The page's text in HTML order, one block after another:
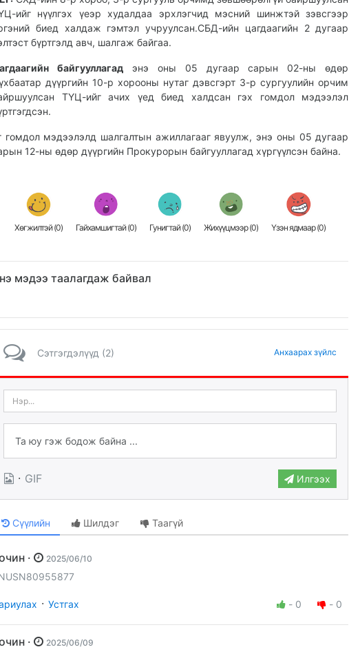
ийг нүүлгэх үеэр худалдаа эрхлэгчид мэсний шинжтэй зэвсгээр
биед халдаж гэмтэл учруулсан.СБД-ийн цагдаагийн 2 дугаар
бүртгэлд авч, шалгаж байгаа.
байгууллагадэнэ оны 05 дугаар сарын 02-ны өдөр
дүүргийн 10-р хорооны нутаг дэвсгэрт 3-р сургуулийн орчим
ТҮЦ-ийг ачих үед биед халдсан гэх гомдол мэдээлэл
гомдол мэдээлэлд шалгалтын ажиллагааг явуулж, энэ оны 05 дугаар
12-ны өдөр дүүргийн Прокурорын байгууллагад хүргүүлсэн байна.
Хөгжилтэй (0) Гайхамшигтай (0) Гунигтай (0) Жихүүцмээр (0) Үзэн ядмаар (0)
мэдээ таалагдаж байвал
Сэтгэгдэлүүд (2) Анхаарах зүйлс
· GIF Илгээх
Сүүлийн Шилдэг Таагүй
Зочин · 2025/06/10
· Устгах - 0 - 0
Зочин · 2025/06/09